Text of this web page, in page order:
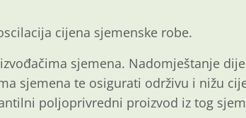
cijena sjemenske robe.
sjemena. Nadomještanje
sjemena te osigurati održivu i nižu
poljoprivredni proizvod iz tog